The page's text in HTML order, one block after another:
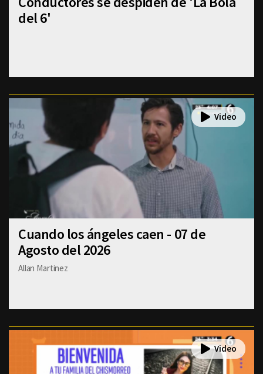
del 6'
Cuando los ángeles caen - 07 de
Agosto del 2026
Allan Martinez